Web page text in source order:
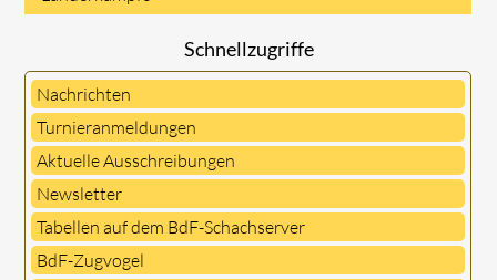
Schnellzugriffe
Nachrichten
Turnieranmeldungen
Aktuelle Ausschreibungen
Newsletter
Tabellen auf dem BdF-Schachserver
BdF-Zugvogel